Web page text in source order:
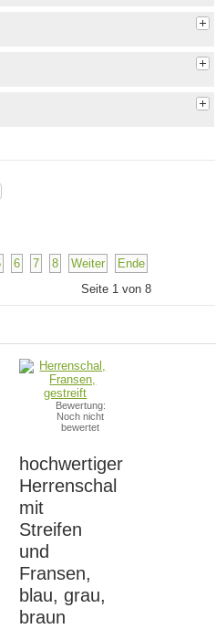
6 7 8 Weiter
Ende
Seite 1 von 8
Bewertung:
Noch nicht
bewertet
hochwertiger
Herrenschal
mit
Streifen
und
Fransen,
blau, grau,
braun